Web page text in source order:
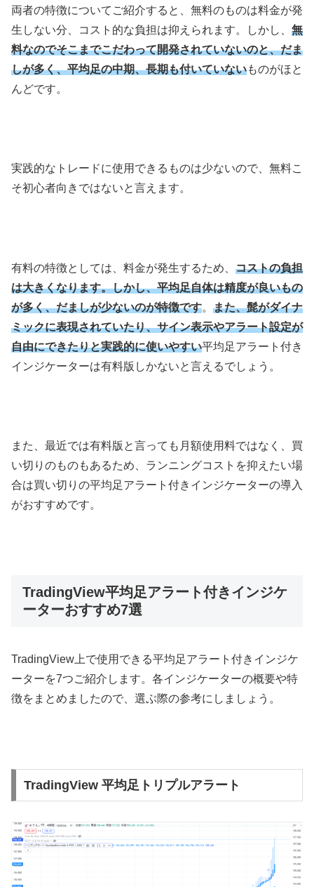
両者の特徴についてご紹介すると、無料のものは料金が発
生しない分、コスト的な負担は抑えられます。しかし、 無
料なのでそこまでこだわって開発されていないのと、だま
しが多く、平均足の中期、長期も付いていないものがほと
んどです。
実践的なトレードに使用できるものは少ないので、無料こ
そ初心者向きではないと言えます。
有料の特徴としては、料金が発生するため、 コストの負担
は大きくなります。しかし、平均足自体は精度が良いもの
が多く、だましが少ないのが特徴です。 また、髭がダイナ
ミックに表現されていたり、サイン表示やアラート設定が
自由にできたりと実践的に使いやすい平均足アラート付き
インジケーターは有料版しかないと言えるでしょう。
また、最近では有料版と言っても月額使用料ではなく、買
い切りのものもあるため、ランニングコストを抑えたい場
合は買い切りの平均足アラート付きインジケーターの導入
がおすすめです。
TradingView平均足アラート付きインジケ
ーターおすすめ7選
TradingView 上で使用できる平均足アラート付きインジケ
ーターを7つご紹介します。各インジケーターの概要や特
徴をまとめましたので、選ぶ際の参考にしましょう。
TradingView 平均足トリプルアラート